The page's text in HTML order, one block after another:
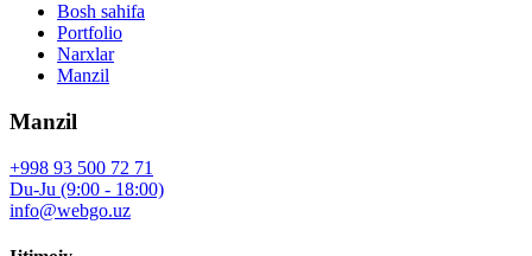
Bosh sahifa
Portfolio
Narxlar
Manzil
Manzil
+998 93 500 72 71
Du-Ju (9:00 - 18:00)
info@webgo.uz